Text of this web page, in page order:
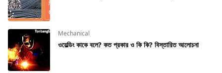
Mechanical
ওয়েল্ডিং কাকে বলে? কত প্রকার ও কি কি? বিস্তারিত আলোচনা